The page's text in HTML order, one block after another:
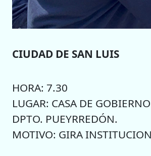
CIUDAD DE SAN LUIS
HORA: 7.30
LUGAR: CASA DE
DPTO. PUEYRREDÓN.
MOTIVO: GIRA